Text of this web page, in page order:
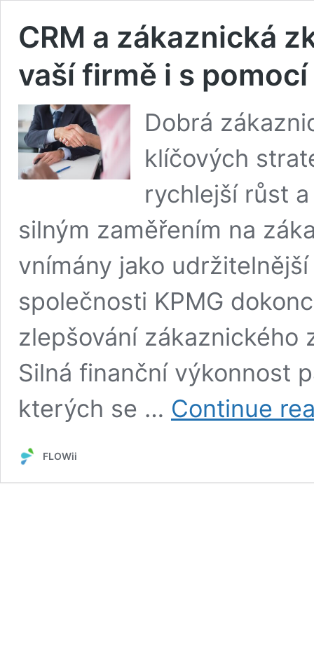
CRM a zákaznická
vaší firmě i s
Dobrá
klíčových
rychlejší růst
silným zaměřením na
vnímány jako
společnosti KPMG
zlepšování
Silná finanční výkonnost
kterých se … Continue
FLOWii